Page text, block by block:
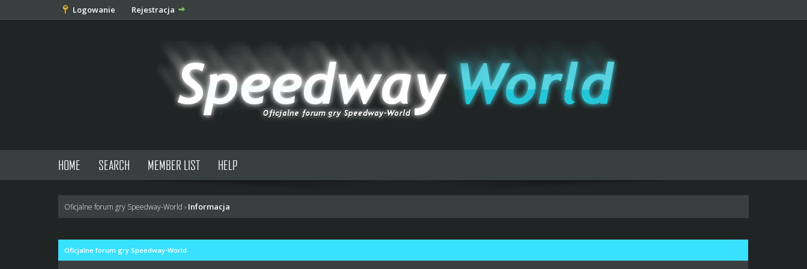
Logowanie Rejestracja
HOME SEARCH MEMBER LIST HELP
Oficjalne forum gry Speedway-World › Informacja
Oficjalne forum gry Speedway-World